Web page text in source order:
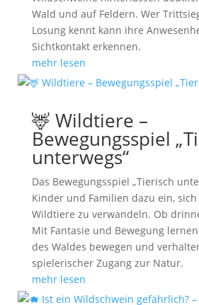
Wald und auf Feldern. Wer
Losung kennt kann ihre
Sichtkontakt erkennen.
mehr lesen
🦌 Wildtiere –
Bewegungsspiel
unterwegs“
Das Bewegungsspiel „Tierisch
Kinder und Familien dazu ein,
Wildtiere zu verwandeln. Ob
Mit Fantasie und Bewegung
des Waldes bewegen und
spielerischer Zugang zur Natur.
mehr lesen